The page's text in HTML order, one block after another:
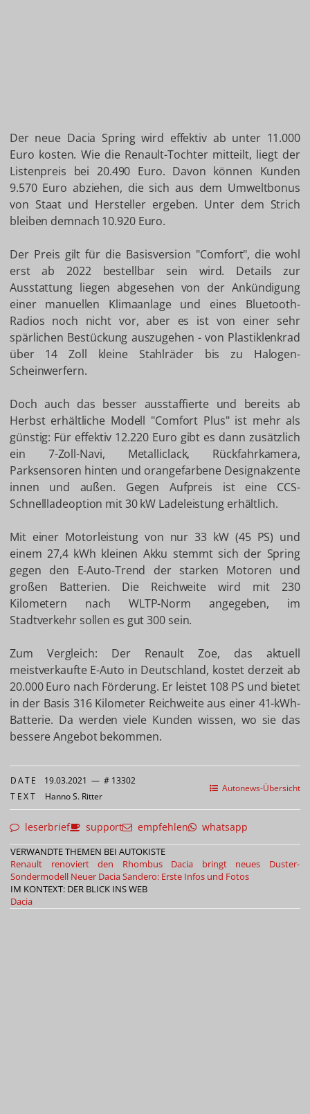
Der neue Dacia Spring wird effektiv ab unter 11.000
Euro kosten. Wie die Renault-Tochter mitteilt, liegt der
Listenpreis bei 20.490 Euro. Davon können Kunden
9.570 Euro abziehen, die sich aus dem Umweltbonus
von Staat und Hersteller ergeben. Unter dem Strich
bleiben demnach 10.920 Euro.
Der Preis gilt für die Basisversion "Comfort", die wohl
erst ab 2022 bestellbar sein wird. Details zur
Ausstattung liegen abgesehen von der Ankündigung
einer manuellen Klimaanlage und eines Bluetooth-
Radios noch nicht vor, aber es ist von einer sehr
spärlichen Bestückung auszugehen - von Plastiklenkrad
über 14 Zoll kleine Stahlräder bis zu Halogen-
Scheinwerfern.
Doch auch das besser ausstaffierte und bereits ab
Herbst erhältliche Modell "Comfort Plus" ist mehr als
günstig: Für effektiv 12.220 Euro gibt es dann zusätzlich
ein 7-Zoll-Navi, Metalliclack, Rückfahrkamera,
Parksensoren hinten und orangefarbene Designakzente
innen und außen. Gegen Aufpreis ist eine CCS-
Schnellladeoption mit 30 kW Ladeleistung erhältlich.
Mit einer Motorleistung von nur 33 kW (45 PS) und
einem 27,4 kWh kleinen Akku stemmt sich der Spring
gegen den E-Auto-Trend der starken Motoren und
großen Batterien. Die Reichweite wird mit 230
Kilometern nach WLTP-Norm angegeben, im
Stadtverkehr sollen es gut 300 sein.
Zum Vergleich: Der Renault Zoe, das aktuell
meistverkaufte E-Auto in Deutschland, kostet derzeit ab
20.000 Euro nach Förderung. Er leistet 108 PS und bietet
in der Basis 316 Kilometer Reichweite aus einer 41-kWh-
Batterie. Da werden viele Kunden wissen, wo sie das
bessere Angebot bekommen.
Autonews-Übersicht
DATE 19.03.2021 — # 13302
TEXT Hanno S. Ritter
leserbrief support empfehlen whatsapp
VERWANDTE THEMEN BEI AUTOKISTE
Renault renoviert den Rhombus
Dacia bringt neues Duster-
Sondermodell Neuer Dacia Sandero: Erste Infos und Fotos
IM KONTEXT: DER BLICK INS WEB
Dacia